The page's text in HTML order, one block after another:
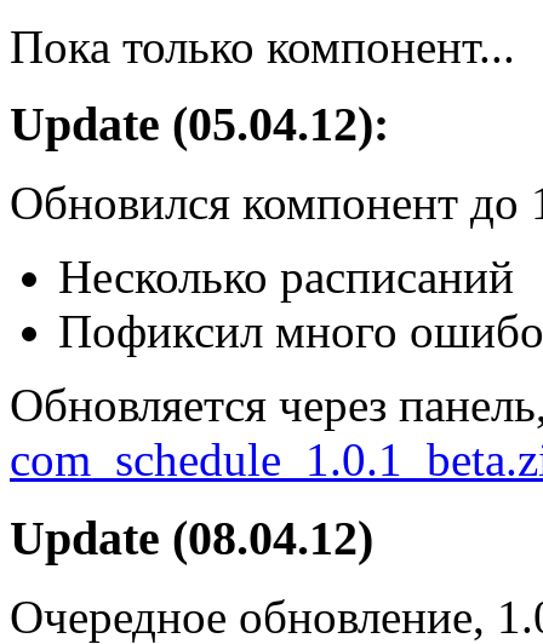
Пока только компонент...
Update (05.04.12):
Обновился компонент до
Несколько расписаний
Пофиксил много
Обновляется через
Update (08.04.12)
Очередное обновление,